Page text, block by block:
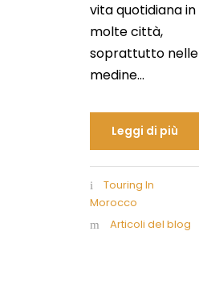
vita quotidiana in
molte città,
soprattutto nelle
medine...
Leggi di più
Touring In
Morocco
Articoli del blog